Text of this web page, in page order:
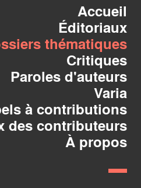
Accueil
Éditoriaux
thématiques
Critiques
Paroles d'auteurs
Varia
à contributions
des contributeurs
À propos